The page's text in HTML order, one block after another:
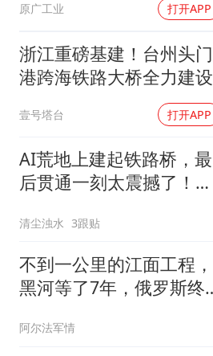
原广工业 打开APP
浙江重磅基建！台州头门
港跨海铁路大桥全力建设
壹号塔台 打开APP
AI荒地上建起铁路桥，最
后贯通一刻太震撼了！这
清尘浊水 3跟贴
不到一公里的江面工程，
黑河等了7年，俄罗斯终
阿尔法军情